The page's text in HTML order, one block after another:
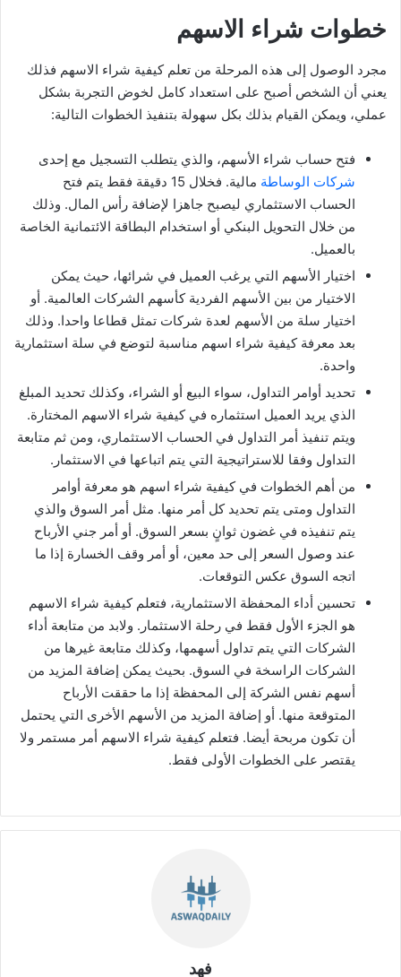
خطوات شراء الاسهم
مجرد الوصول إلى هذه المرحلة من تعلم كيفية شراء الاسهم فذلك
يعني أن الشخص أصبح على استعداد كامل لخوض التجربة بشكل
عملي، ويمكن القيام بذلك بكل سهولة بتنفيذ الخطوات التالية:
فتح حساب شراء الأسهم، والذي يتطلب التسجيل مع إحدى
شركات الوساطة
مالية. فخلال 15 دقيقة فقط يتم فتح
الحساب الاستثماري ليصبح جاهزا لإضافة رأس المال. وذلك
من خلال التحويل البنكي أو استخدام البطاقة الائتمانية الخاصة
بالعميل.
اختيار الأسهم التي يرغب العميل في شرائها، حيث يمكن
الاختيار من بين الأسهم الفردية كأسهم الشركات العالمية. أو
اختيار سلة من الأسهم لعدة شركات تمثل قطاعا واحدا. وذلك
بعد معرفة كيفية شراء اسهم مناسبة لتوضع في سلة استثمارية
واحدة.
تحديد أوامر التداول، سواء البيع أو الشراء، وكذلك تحديد المبلغ
الذي يريد العميل استثماره في كيفية شراء الاسهم المختارة.
ويتم تنفيذ أمر التداول في الحساب الاستثماري، ومن ثم متابعة
التداول وفقا للاستراتيجية التي يتم اتباعها في الاستثمار.
من أهم الخطوات في كيفية شراء اسهم هو معرفة أوامر
التداول ومتى يتم تحديد كل أمر منها. مثل أمر السوق والذي
يتم تنفيذه في غضون ثوانٍ بسعر السوق. أو أمر جني الأرباح
عند وصول السعر إلى حد معين، أو أمر وقف الخسارة إذا ما
اتجه السوق عكس التوقعات.
تحسين أداء المحفظة الاستثمارية، فتعلم كيفية شراء الاسهم
هو الجزء الأول فقط في رحلة الاستثمار. ولابد من متابعة أداء
الشركات التي يتم تداول أسهمها، وكذلك متابعة غيرها من
الشركات الراسخة في السوق. بحيث يمكن إضافة المزيد من
أسهم نفس الشركة إلى المحفظة إذا ما حققت الأرباح
المتوقعة منها. أو إضافة المزيد من الأسهم الأخرى التي يحتمل
أن تكون مربحة أيضا. فتعلم كيفية شراء الاسهم أمر مستمر ولا
يقتصر على الخطوات الأولى فقط.
فهد